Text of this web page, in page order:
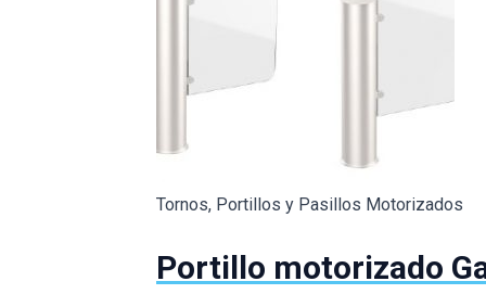
Tornos, Portillos y Pasillos Motorizados
Portillo motorizado